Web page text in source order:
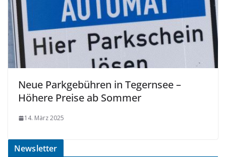
Neue Parkgebühren in Tegernsee –
Höhere Preise ab Sommer
14. März 2025
Newsletter